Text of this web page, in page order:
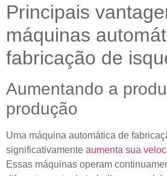
Principais
máquinas
fabricação de
Aumentando a
produção
Uma máquina automática de
significativamente aumenta sua
Essas máquinas operam